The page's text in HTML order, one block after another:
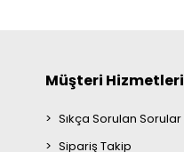
Müşteri Hizmetleri
Sıkça Sorulan Sorular
Sipariş Takip